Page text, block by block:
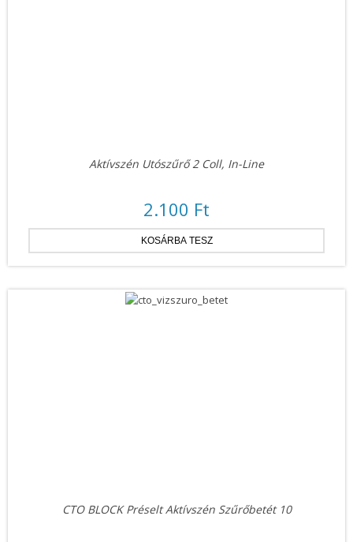
Aktívszén Utószűrő 2 Coll, In-Line
2.100 Ft
CTO BLOCK Préselt Aktívszén Szűrőbetét 10